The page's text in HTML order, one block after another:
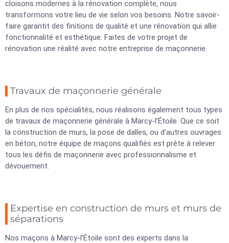
cloisons modernes à la rénovation complète, nous
transformons votre lieu de vie selon vos besoins. Notre savoir-
faire garantit des finitions de qualité et une rénovation qui allie
fonctionnalité et esthétique. Faites de votre projet de
rénovation une réalité avec notre entreprise de maçonnerie.
Travaux de maçonnerie générale
En plus de nos spécialités, nous réalisons également tous types
de travaux de maçonnerie générale à Marcy-l’Étoile. Que ce soit
la construction de murs, la pose de dalles, ou d’autres ouvrages
en béton, notre équipe de maçons qualifiés est prête à relever
tous les défis de maçonnerie avec professionnalisme et
dévouement.
Expertise en construction de murs et murs de
séparations
Nos maçons à Marcy-l’Étoile sont des experts dans la